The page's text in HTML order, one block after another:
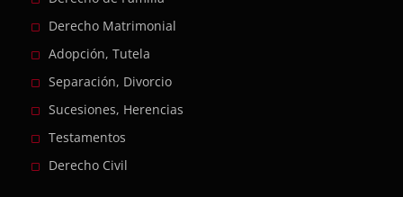
Derecho Matrimonial
Adopción, Tutela
Separación, Divorcio
Sucesiones, Herencias
Testamentos
Derecho Civil